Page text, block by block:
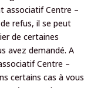
associatif Centre –
refus, il se peut
de certaines
avez demandé. A
Centre –
certains cas à vous